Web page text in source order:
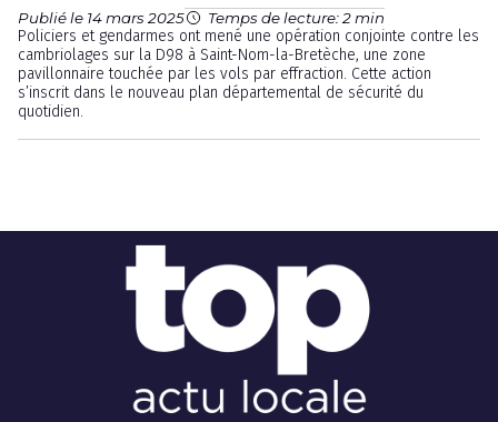
Publié le 14 mars 2025 Temps de lecture: 2 min
Policiers et gendarmes ont mené une opération conjointe contre les
cambriolages sur la D98 à Saint-Nom-la-Bretèche, une zone
pavillonnaire touchée par les vols par effraction. Cette action
s’inscrit dans le nouveau plan départemental de sécurité du
quotidien.